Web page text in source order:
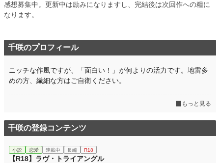
感想募集中。更新中は励みになりますし、完結後は次回作への糧に
なります。
千咲のプロフィール
ニッチな作風ですが、「面白い！」が何よりの活力です。地雷多
めの方、繊細な方はご自衛ください。
もっと見る
千咲の登録コンテンツ
小説 恋愛 連載中 長編 R18
【R18】ラヴ・トライアングル